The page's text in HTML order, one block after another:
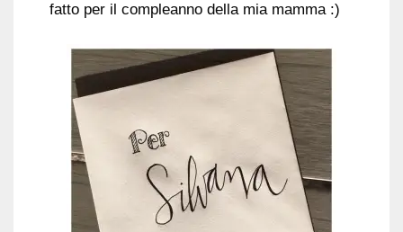
fatto per il compleanno della mia mamma :)